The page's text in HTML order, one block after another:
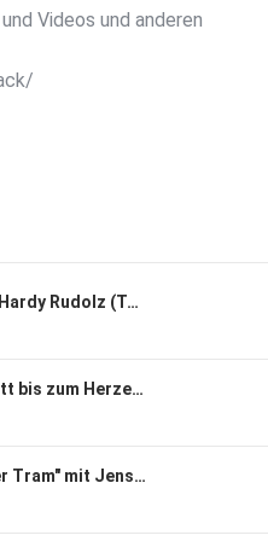
Videos und anderen
"Und all der Jazz" mit Hardy Rudolz (Teil 1)
Re-Release: "Ausschnitt bis zum Herzen" mit Cora Frost
Re-Release: "Boa in der Tram" mit Jens Dobler